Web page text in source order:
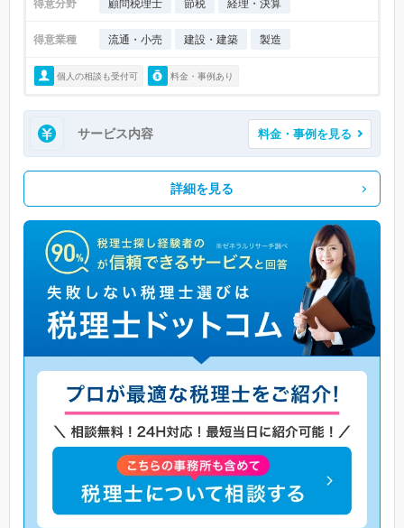
得意分野 顧問税理士 節税 経理・決算
得意業種 流通・小売 建設・建築 製造
個人の相談も受付可 料金・事例あり
サービス内容 料金・事例を見る
詳細を見る